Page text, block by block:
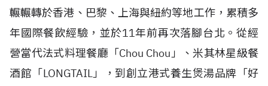
輾輾轉於香港、巴黎、上海與紐約等地工作，累積多
年國際餐飲經驗，並於11年前再次落腳台北。從經
營當代法式料理餐廳「Chou Chou」、米其林星級餐
酒館「LONGTAIL」，到創立港式養生煲湯品牌「好